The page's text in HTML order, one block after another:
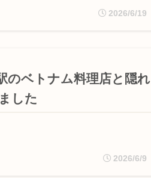
2026/6/19
のベトナム料理店と隠れ
した
2026/6/9